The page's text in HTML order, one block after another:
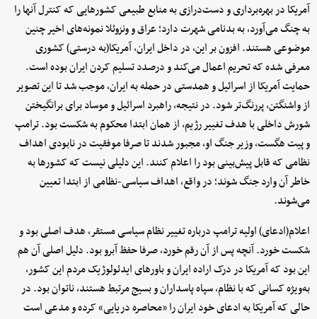
آمریکا در بهره‌برداری و دست‌درازی به منابع طبیعی کشورهایی که کنترل آنها را
به چنگ می‌آورد، به بدنامی شهرت دارد؛ عراق و ونزوئلا نمونه‌های اخیر چنین
موضوعی هستند. افزون بر این، در داخل ایران، آمریکا(به درستی) کشوری
معرفی شده که تحریم اعمال می‌کند و درصدد تسلیم کردن ایران بوده است.
حمایت آمریکا از اسرائیل و همدستی در حمله به ایران، موجب شد تا این تصویر
از واشنگتن، پررنگ‌تر شود. در نتیجه، راهبرد اسرائیل و موساد برای برانگیختن
شورش داخلی با هدف تغییر رژیم، از همان ابتدا محکوم به شکست بود. ترامپ
و پیت هگست، وزیر جنگ او، مجبور شدند تا صرفا موفقیت در نابودی اهداف
نظامی که قابل پیش‌بینی بود را اعلام کنند. این دلیلی نیست که کشورها به‌
خاطر آن وارد جنگ شوند؛ در واقع، اهداف سیاسی-نظامی از ابتدا تعیین
می‌شوند.
اعلام(ادعای) اولیه ترامپ درباره تغییر نظام سیاسی مستقر، هدف اصلی بود و
شکست خورد. آنچه پس از آن رقم خورد، صرفا حفظ آبرو بود. دلیل اصلی آن هم
این بود که آمریکا در درک اراده ایران و باورهای ایدئولوژیک مردم این کشور،
به‌ویژه کسانی که با نظام، سپاه پاسداران و بسیج مرتبط هستند، ناتوان بود. در
حالی که آمریکا به ادعای خود ایران را «محاصره دریایی» کرده و مدعی است